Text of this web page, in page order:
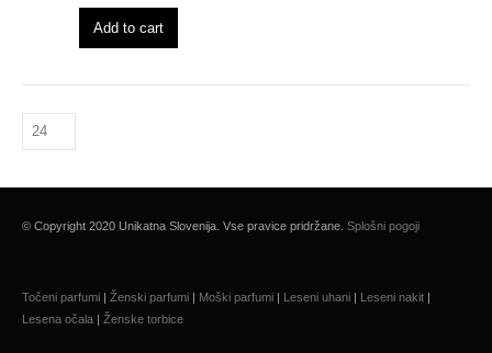
Add to cart
© Copyright 2020 Unikatna Slovenija. Vse pravice pridržane. Splošni pogoji
Točeni parfumi | Ženski parfumi | Moški parfumi | Leseni uhani | Leseni nakit |
Lesena očala | Ženske torbice